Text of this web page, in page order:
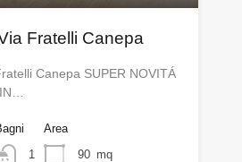
Fratelli Canepa
Canepa SUPER NOVITÁ
1
Area
90 mq